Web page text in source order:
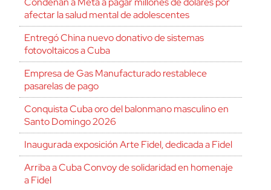
afectar la salud mental de adolescentes
Entregó China nuevo donativo de sistemas
fotovoltaicos a Cuba
Empresa de Gas Manufacturado restablece
pasarelas de pago
Conquista Cuba oro del balonmano masculino en
Santo Domingo 2026
Inaugurada exposición Arte Fidel, dedicada a Fidel
Arriba a Cuba Convoy de solidaridad en homenaje
a Fidel